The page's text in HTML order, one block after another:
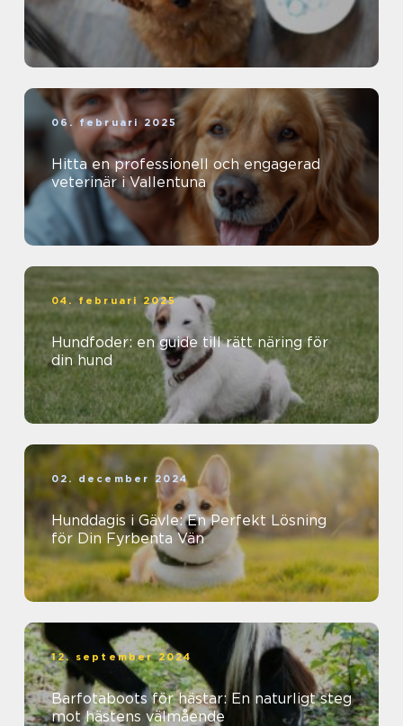
06. februari 2025
Hitta en professionell och engagerad
veterinär i Vallentuna
04. februari 2025
Hundfoder: en guide till rätt näring för
din hund
02. december 2024
Hunddagis i Gävle: En Perfekt Lösning
för Din Fyrbenta Vän
12. september 2024
Barfotaboots för hästar: En naturligt steg
mot hästens välmående